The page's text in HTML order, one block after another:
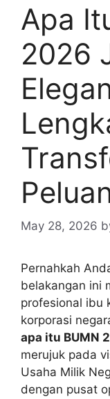
Apa
2026
May 28, 2026
Pernahkah
belakangan ini
profesional ibu
korporasi
apa itu BUMN
merujuk pada
Usaha Milik
dengan pusat